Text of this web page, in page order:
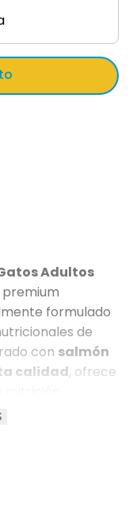
Adultos
formulado
de
con salmón
calidad, ofrece
peso ideal y el